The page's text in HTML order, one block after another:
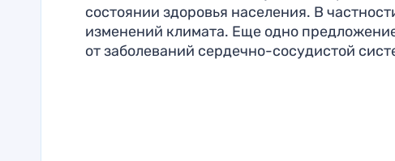
состоянии здоровья населения. В
изменений климата. Еще одно
от заболеваний сердечно-сосудистой